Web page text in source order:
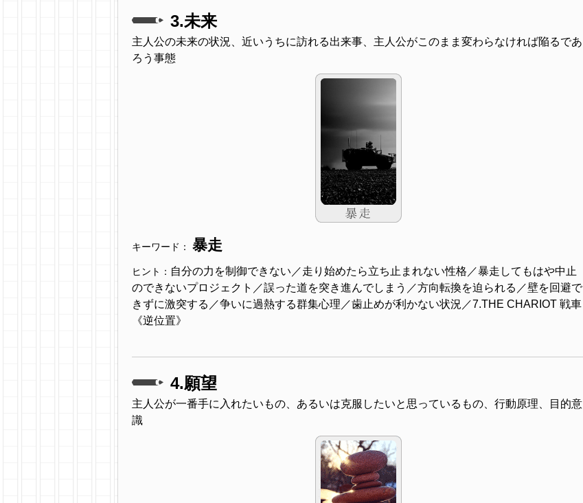
3.未来
主人公の未来の状況、近いうちに訪れる出来事、主人公がこのまま変わらなければ陥るであ
ろう事態
キーワード： 暴走
ヒント： 自分の力を制御できない／走り始めたら立ち止まれない性格／暴走してもはや中止
のできないプロジェクト／誤った道を突き進んでしまう／方向転換を迫られる／壁を回避で
きずに激突する／争いに過熱する群集心理／歯止めが利かない状況／7.THE CHARIOT 戦車
《逆位置》
4.願望
主人公が一番手に入れたいもの、あるいは克服したいと思っているもの、行動原理、目的意
識